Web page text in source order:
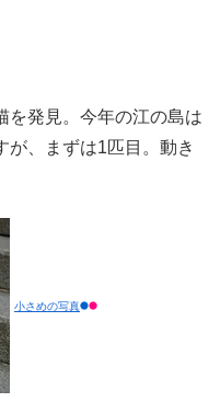
を発見。今年の江の島は
が、まずは1匹目。動き
小さめの写真